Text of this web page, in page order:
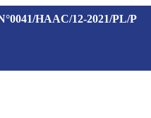
HAAC/12-2021/PL/P